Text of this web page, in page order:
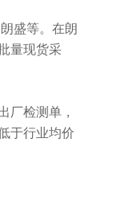
盛等。在朗
量现货采
厂检测单，
于行业均价